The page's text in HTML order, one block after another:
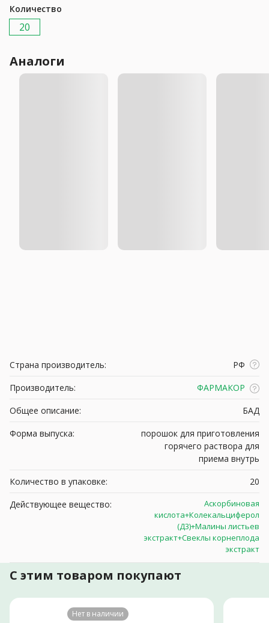
Количество
20
Аналоги
Страна производитель:
РФ
Производитель:
ФАРМАКОР
Общее описание:
БАД
Форма выпуска:
порошок для приготовления
горячего раствора для
приема внутрь
Количество в упаковке:
20
Действующее вещество:
Аскорбиновая
кислота+Колекальциферол
(Д3)+Малины листьев
экстракт+Свеклы корнеплода
экстракт
С этим товаром покупают
Нет в наличии